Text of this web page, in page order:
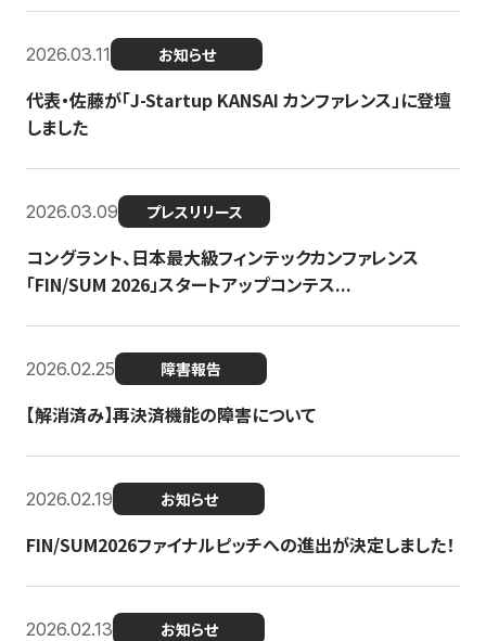
2026.03.11 お知らせ
代表・佐藤が「J-Startup KANSAI カンファレンス」に登壇
しました
2026.03.09 プレスリリース
コングラント、日本最大級フィンテックカンファレンス
「FIN/SUM 2026」スタートアップコンテス...
2026.02.25 障害報告
【解消済み】再決済機能の障害について
2026.02.19 お知らせ
FIN/SUM2026ファイナルピッチへの進出が決定しました！
2026.02.13 お知らせ